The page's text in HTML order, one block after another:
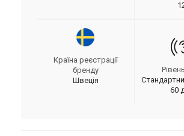
Країна реєстрації
бренду
Швеція
60